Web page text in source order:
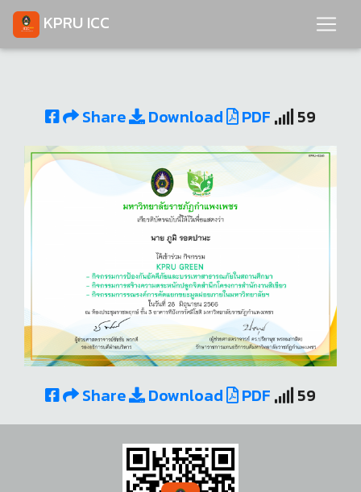
KPRU ICC
Share Download PDF 59
Share Download PDF 59